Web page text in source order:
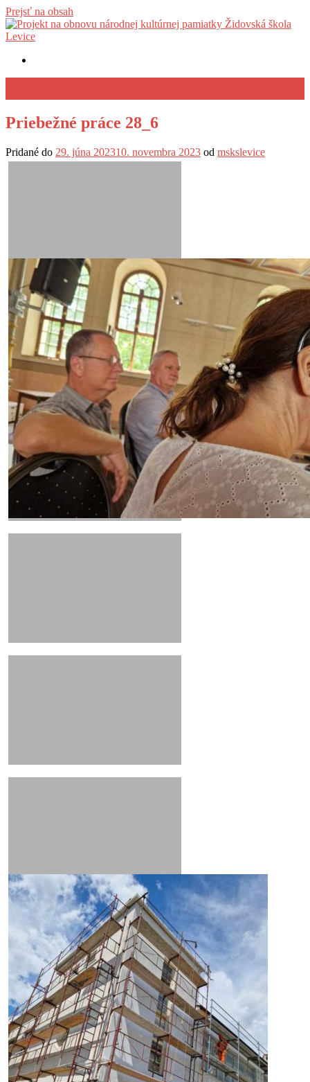
Prejsť na obsah
Priebežné práce 28_6
Pridané do 29. júna 202310. novembra 2023 od mskslevice